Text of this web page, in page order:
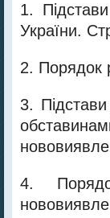
1.
України.
2. Порядок
3.
4.